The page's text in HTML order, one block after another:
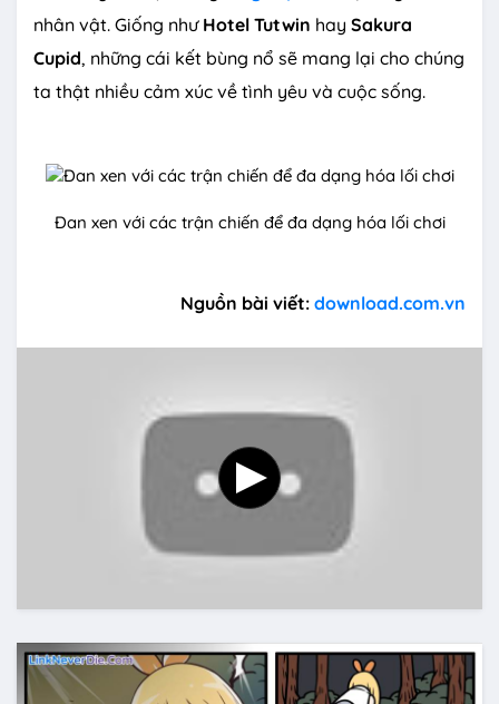
nhân vật. Giống như Hotel Tutwin hay Sakura
Cupid, những cái kết bùng nổ sẽ mang lại cho chúng
ta thật nhiều cảm xúc về tình yêu và cuộc sống.
Đan xen với các trận chiến để đa dạng hóa lối chơi
Nguồn bài viết: download.com.vn